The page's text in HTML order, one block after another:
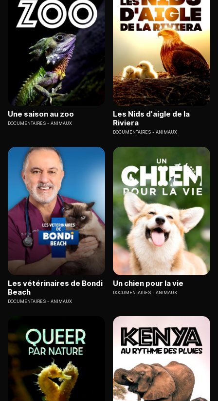
Une saison au zoo
DOCUMENTAIRES ANIMAUX
Les Nids d'aigle de la
Riviera
DOCUMENTAIRES ANIMAUX
Les vétérinaires de Bondi
Beach
DOCUMENTAIRES ANIMAUX
Un chien pour la vie
DOCUMENTAIRES ANIMAUX